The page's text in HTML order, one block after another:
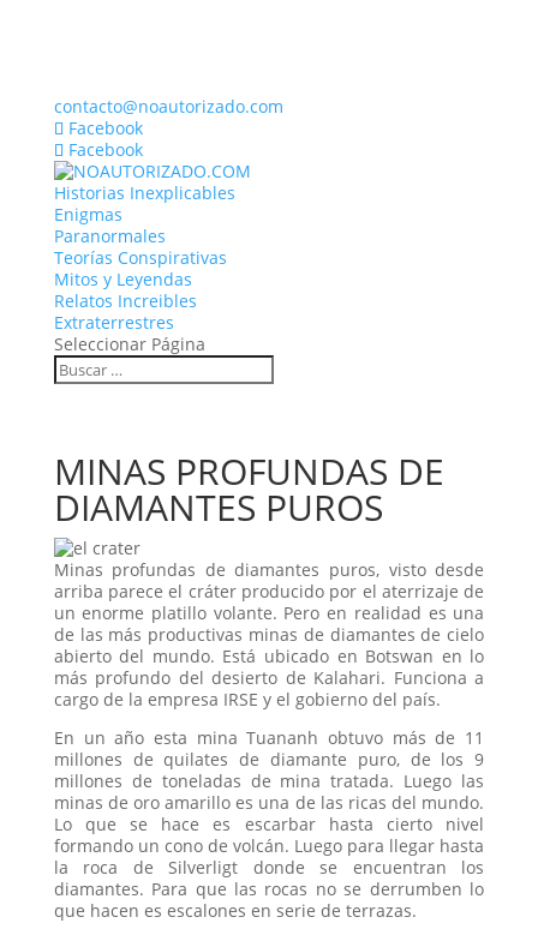
contacto@noautorizado.com
Facebook
Facebook
Historias Inexplicables
Enigmas
Paranormales
Teorías Conspirativas
Mitos y Leyendas
Relatos Increibles
Extraterrestres
Seleccionar Página
MINAS PROFUNDAS DE
DIAMANTES PUROS
Minas profundas de diamantes puros, visto desde
arriba parece el cráter producido por el aterrizaje de
un enorme platillo volante. Pero en realidad es una
de las más productivas minas de diamantes de cielo
abierto del mundo. Está ubicado en Botswan en lo
más profundo del desierto de Kalahari. Funciona a
cargo de la empresa IRSE y el gobierno del país.
En un año esta mina Tuananh obtuvo más de 11
millones de quilates de diamante puro, de los 9
millones de toneladas de mina tratada. Luego las
minas de oro amarillo es una de las ricas del mundo.
Lo que se hace es escarbar hasta cierto nivel
formando un cono de volcán. Luego para llegar hasta
la roca de Silverligt donde se encuentran los
diamantes. Para que las rocas no se derrumben lo
que hacen es escalones en serie de terrazas.